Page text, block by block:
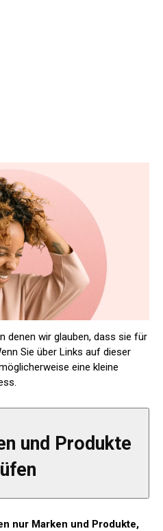
denen wir glauben, dass sie für
Sie über Links auf dieser
eine kleine
und Produkte
nur Marken und Produkte,